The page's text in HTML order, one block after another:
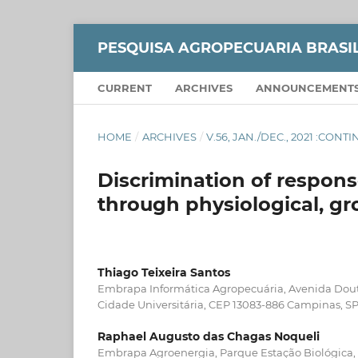
PESQUISA AGROPECUARIA
CURRENT ARCHIVES
HOME / ARCHIVES / V.56, JAN./DEC., 2021
Discrimination of
through physiological,
Thiago Teixeira Santos
Embrapa Informática Agropecuária, Avenida
Cidade Universitária, CEP 13083-886 Campinas,
Raphael Augusto das Chagas Noqueli
Embrapa Agroenergia, Parque Estação